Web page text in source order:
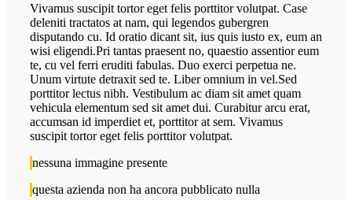
Vivamus suscipit tortor eget felis porttitor volutpat. Case
deleniti tractatos at nam, qui legendos gubergren
disputando cu. Id oratio dicant sit, ius quis iusto ex, eum an
wisi eligendi.Pri tantas praesent no, quaestio assentior eum
te, cu vel ferri eruditi fabulas. Duo exerci perpetua ne.
Unum virtute detraxit sed te. Liber omnium in vel.Sed
porttitor lectus nibh. Vestibulum ac diam sit amet quam
vehicula elementum sed sit amet dui. Curabitur arcu erat,
accumsan id imperdiet et, porttitor at sem. Vivamus
suscipit tortor eget felis porttitor volutpat.
nessuna immagine presente
questa azienda non ha ancora pubblicato nulla